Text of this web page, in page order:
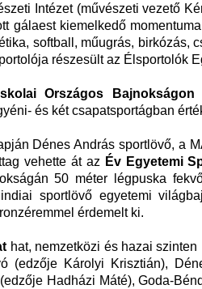
Intézet (művészeti vezető
gálaest kiemelkedő
softball, műugrás, birkózás,
részesült az Élsportolók
Országos
és két csapatsportágban
Dénes András sportlövő, a
vehette át az Év Egyetemi
50 méter légpuska
sportlövő egyetemi
érdemelt ki.
hat, nemzetközi és hazai szinten
(edzője Károlyi Krisztián),
Hadházi Máté), Goda-